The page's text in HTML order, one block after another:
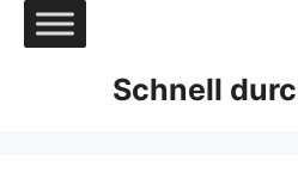
Zum
Inhalt
Schnell